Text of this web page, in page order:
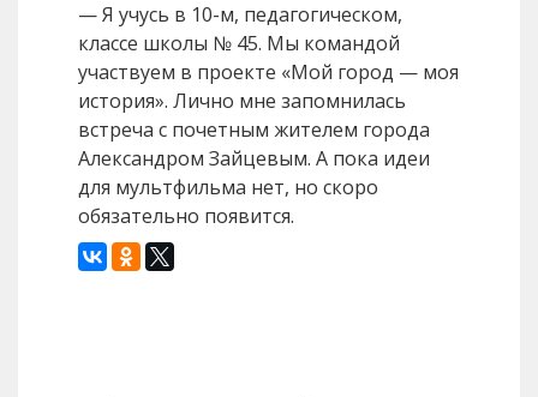
— Я учусь в 10-м, педагогическом,
классе школы № 45. Мы командой
участвуем в проекте «Мой город — моя
история». Лично мне запомнилась
встреча с почетным жителем города
Александром Зайцевым. А пока идеи
для мультфильма нет, но скоро
обязательно появится.